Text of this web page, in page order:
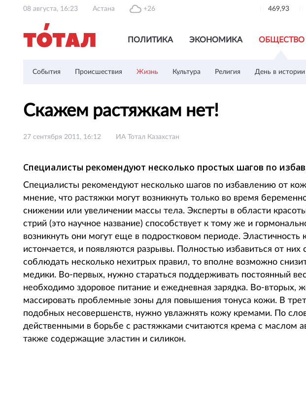
08 августа, 16:23 Астана +26 469,93
ПОЛИТИКА ЭКОНОМИКА ОБЩЕСТВО
События Происшествия Жизнь Культура Религия День в истории
Скажем растяжкам нет!
27 сентября 2011, 16:12 ИА Тотал Казахстан
Специалисты рекомендуют несколько простых шагов по
Специалисты рекомендуют несколько шагов по избавлению от
мнение, что растяжки могут возникнуть только во время
снижении или увеличении массы тела. Эксперты в области
стрий (это научное название) способствует к тому же и
возникнуть они могут еще в подростковом периоде. Эластичность
истончается, и появляются разрывы. Полностью избавиться от
соблюдать несколько нехитрых правил, то вполне возможно
медики. Во-первых, нужно стараться поддерживать постоянный
необходимо здоровое питание и ежедневная зарядка. Во-вторых,
массировать проблемные зоны для повышения тонуса кожи. В
подобных несовершенств, нужно увлажнять кожу кремами. По
действенными в борьбе с растяжками считаются крема с маслом
также содержащие эластин и силикон.